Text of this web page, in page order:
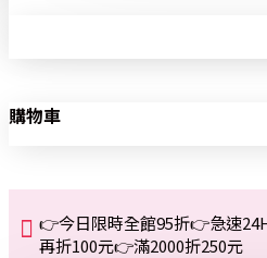
購物車
👉今日限時全館95折👉急速
再折100元👉滿2000折250元